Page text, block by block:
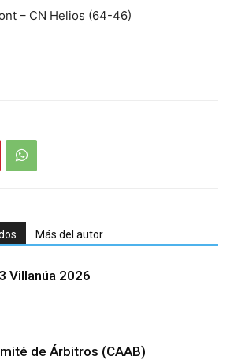
– CN Helios (64-46)
Más del autor
Villanúa 2026
de Árbitros (CAAB)